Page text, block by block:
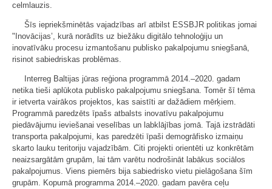
celmlauzis.
Šīs iepriekšminētās vajadzības arī atbilst ESSBJR politikas jomai
"Inovācijas’, kurā norādīts uz biežāku digitālo tehnoloģiju un
inovatīvāku procesu izmantošanu publisko pakalpojumu sniegšanā,
risinot sabiedriskas problēmas.
Interreg Baltijas jūras reģiona programmā 2014.–2020. gadam
netika tieši aplūkota publisko pakalpojumu sniegšana. Tomēr šī tēma
ir ietverta vairākos projektos, kas saistīti ar dažādiem mērķiem.
Programmā paredzēts īpašs atbalsts inovatīvu pakalpojumu
piedāvājumu ieviešanai veselības un labklājības jomā. Tajā izstrādāti
transporta pakalpojumi, kas paredzēti īpaši demogrāfisko izmaiņu
skarto lauku teritoriju vajadzībām. Citi projekti orientēti uz konkrētām
neaizsargātām grupām, lai tām varētu nodrošināt labākus sociālos
pakalpojumus. Viens piemērs bija sabiedrisko vietu pielāgošana šīm
grupām. Kopumā programma 2014.–2020. gadam pavēra ceļu